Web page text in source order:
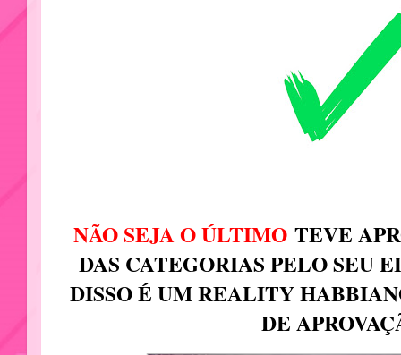
NÃO SEJA O ÚLTIMO TEVE
DAS CATEGORIAS PELO SEU
DISSO É UM REALITY
DE